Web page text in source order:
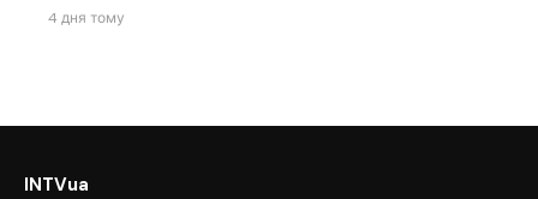
4 дня тому
INTVua